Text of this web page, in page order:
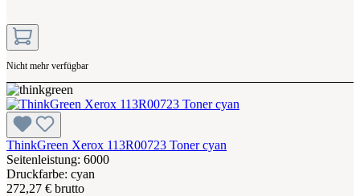
Nicht mehr verfügbar
ThinkGreen Xerox 113R00723 Toner cyan
Seitenleistung: 6000
Druckfarbe: cyan
272,27 € brutto